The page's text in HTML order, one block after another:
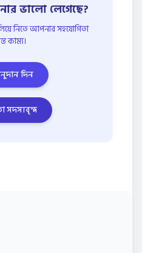
ভালো লেগেছে?
নিতে আপনার সহযোগিতা
কাম্য।
দিন
সদস্যবৃন্দ